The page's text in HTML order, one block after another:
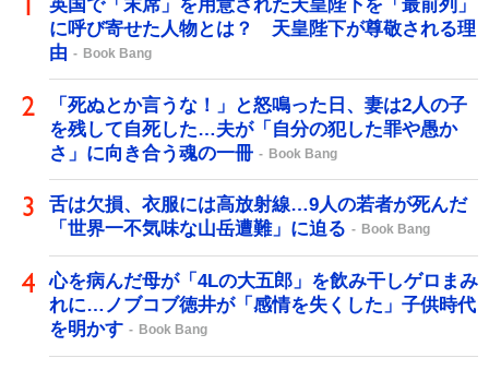
英国で「末席」を用意された天皇陛下を「最前列」
に呼び寄せた人物とは？ 天皇陛下が尊敬される理
由
Book Bang
「死ぬとか言うな！」と怒鳴った日、妻は2人の子
を残して自死した…夫が「自分の犯した罪や愚か
さ」に向き合う魂の一冊
Book Bang
舌は欠損、衣服には高放射線…9人の若者が死んだ
「世界一不気味な山岳遭難」に迫る
Book Bang
心を病んだ母が「4Lの大五郎」を飲み干しゲロまみ
れに…ノブコブ徳井が「感情を失くした」子供時代
を明かす
Book Bang